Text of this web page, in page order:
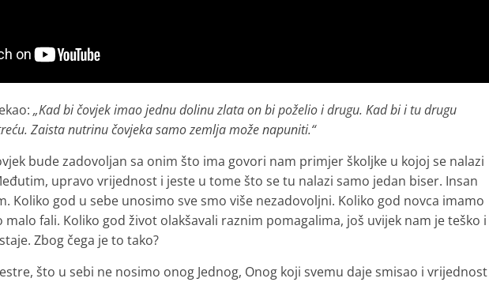
„Kad bi čovjek imao jednu dolinu zlata on bi poželio i drugu. Kad bi i tu drugu
Zaista nutrinu čovjeka samo zemlja može napuniti.“
bude zadovoljan sa onim što ima govori nam primjer školjke u kojoj se nalazi
upravo vrijednost i jeste u tome što se tu nalazi samo jedan biser. Insan
Koliko god u sebe unosimo sve smo više nezadovoljni. Koliko god novca imamo
malo fali. Koliko god život olakšavali raznim pomagalima, još uvijek nam je teško i
Zbog čega je to tako?
što u sebi ne nosimo onog Jednog, Onog koji svemu daje smisao i vrijednost